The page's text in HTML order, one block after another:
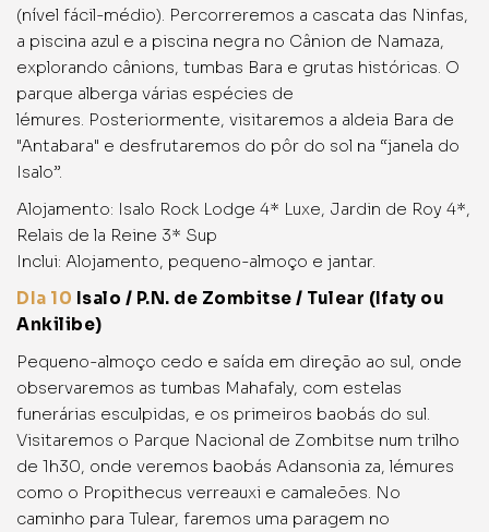
(nível fácil-médio). Percorreremos a cascata das Ninfas,
a piscina azul e a piscina negra no Cânion de Namaza,
explorando cânions, tumbas Bara e grutas históricas. O
parque alberga várias espécies de
lémures. Posteriormente, visitaremos a aldeia Bara de
"Antabara" e desfrutaremos do pôr do sol na “janela do
Isalo”.
Alojamento: Isalo Rock Lodge 4* Luxe, Jardin de Roy 4*,
Relais de la Reine 3* Sup
Inclui: Alojamento, pequeno-almoço e jantar.
DIa 10 Isalo / P.N. de Zombitse / Tulear (Ifaty ou
Ankilibe)
Pequeno-almoço cedo e saída em direção ao sul, onde
observaremos as tumbas Mahafaly, com estelas
funerárias esculpidas, e os primeiros baobás do sul.
Visitaremos o Parque Nacional de Zombitse num trilho
de 1h30, onde veremos baobás Adansonia za, lémures
como o Propithecus verreauxi e camaleões. No
caminho para Tulear, faremos uma paragem no